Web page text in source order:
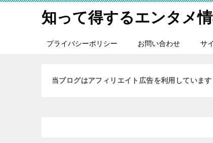
知って得するエンタメ
プライバシーポリシー お問い合わせ サ
当ブログはアフィリエイト広告を利用しています